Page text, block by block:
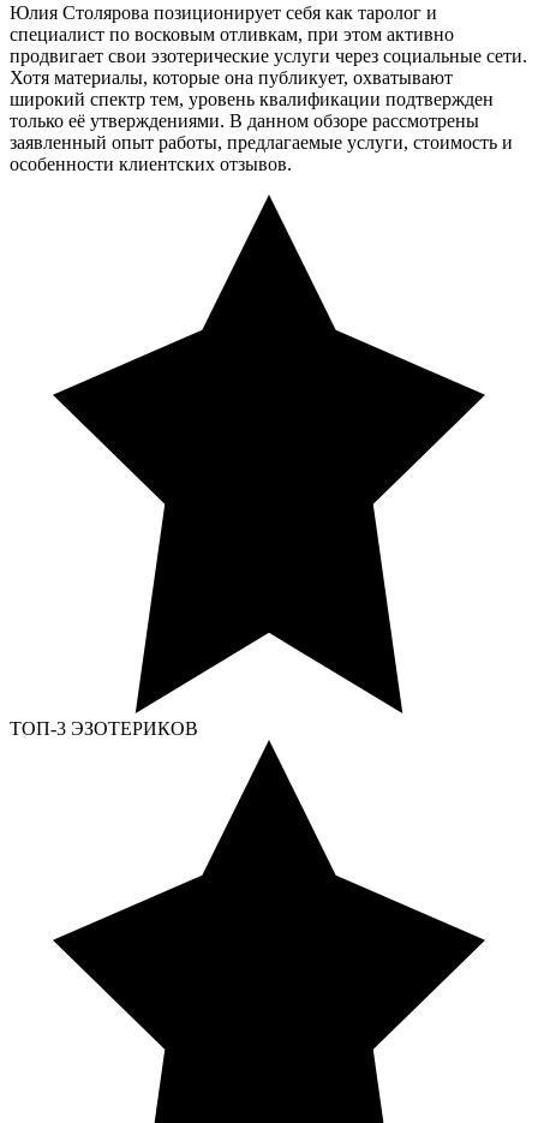
Юлия Столярова позиционирует себя как таролог и
специалист по восковым отливкам, при этом активно
продвигает свои эзотерические услуги через социальные сети.
Хотя материалы, которые она публикует, охватывают
широкий спектр тем, уровень квалификации подтвержден
только её утверждениями. В данном обзоре рассмотрены
заявленный опыт работы, предлагаемые услуги, стоимость и
особенности клиентских отзывов.
ТОП-3 ЭЗОТЕРИКОВ